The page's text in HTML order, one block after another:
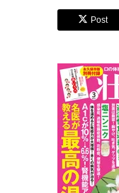
Post